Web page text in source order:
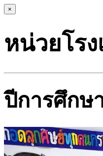
×
หน่วยโร
ปีการศึกษ